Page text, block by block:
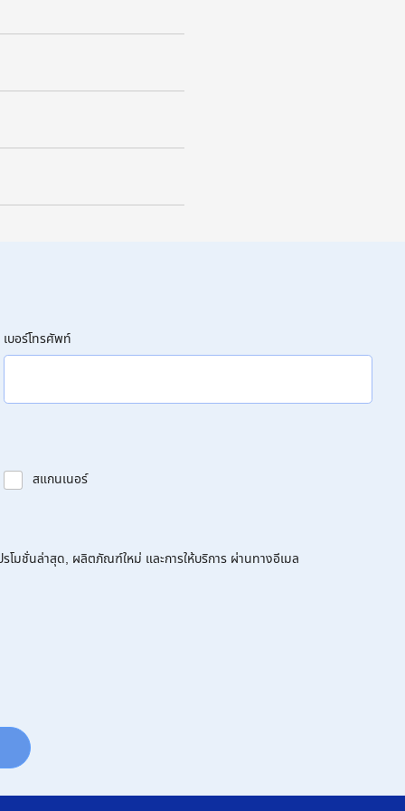
เบอร์โทรศัพท์
สแกนเนอร์
โมชั่นล่าสุด, ผลิตภัณฑ์ใหม่ และการให้บริการ ผ่านทางอีเมล